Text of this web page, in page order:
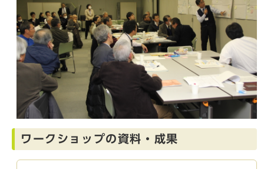
ワークショップの資料・成果